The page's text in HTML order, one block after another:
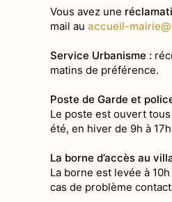
Vous avez une
mail au accueil-
Service Urbanisme :
matins de préférence.
Poste de Garde et
Le poste est ouvert
été, en hiver de 9h à
La borne d’accès au
La borne est levée à
cas de problème